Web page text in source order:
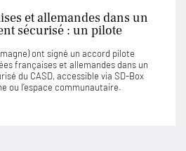
et allemandes dans un
sécurisé : un pilote
ont signé un accord pilote
françaises et allemandes dans un
du CASD, accessible via SD-Box
ou l’espace communautaire.